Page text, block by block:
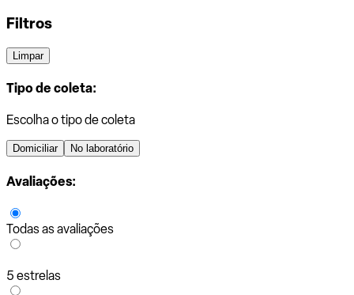
Filtros
Limpar
Tipo de coleta:
Escolha o tipo de coleta
Domiciliar No laboratório
Avaliações:
Todas as avaliações
5 estrelas